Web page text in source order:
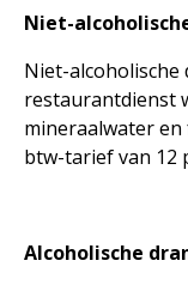
Niet-
Niet-alcoholische
restaurantdienst
mineraalwater
btw-tarief van 12
Alcoholische